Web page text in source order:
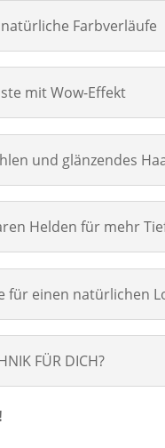
natürliche Farbverläufe
mit Wow-Effekt
und glänzendes
Helden für mehr
für einen natürlichen
FÜR DICH?